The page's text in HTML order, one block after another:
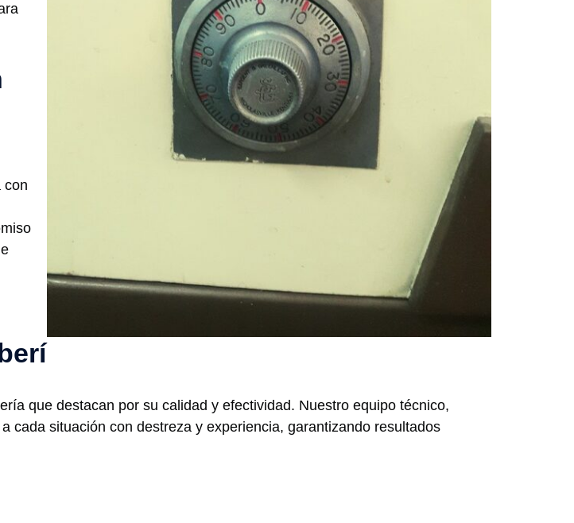
con
que destacan por su calidad y efectividad. Nuestro equipo técnico,
cada situación con destreza y experiencia, garantizando resultados